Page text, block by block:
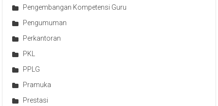
Pengembangan Kompetensi Guru
Pengumuman
Perkantoran
PKL
PPLG
Pramuka
Prestasi